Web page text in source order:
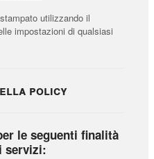
utilizzando il
impostazioni di qualsiasi
policy
le seguenti finalità
servizi: